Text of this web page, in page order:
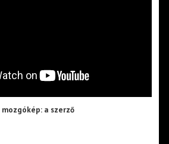
mozgókép: a szerző